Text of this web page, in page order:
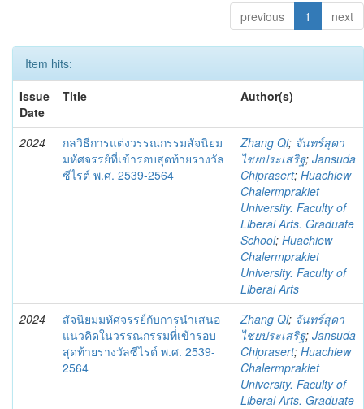
previous 1 next
Item hits:
Issue
Date
Title Author(s)
2024
กลวิธีการแต่งวรรณกรรมสัจนิยม
มหัศจรรย์ที่เข้ารอบสุดท้ายรางวัล
ซีไรต์ พ.ศ. 2539-2564
Zhang Qi; จันทร์สุดา
ไชยประเสริฐ; Jansuda
Chiprasert; Huachiew
Chalermprakiet
University. Faculty of
Liberal Arts. Graduate
School; Huachiew
Chalermprakiet
University. Faculty of
Liberal Arts
2024
สัจนิยมมหัศจรรย์กับการนำเสนอ
แนวคิดในวรรณกรรมที่่เข้ารอบ
สุดท้ายรางวัลซีไรต์ พ.ศ. 2539-
2564
Zhang Qi; จันทร์สุดา
ไชยประเสริฐ; Jansuda
Chiprasert; Huachiew
Chalermprakiet
University. Faculty of
Liberal Arts. Graduate